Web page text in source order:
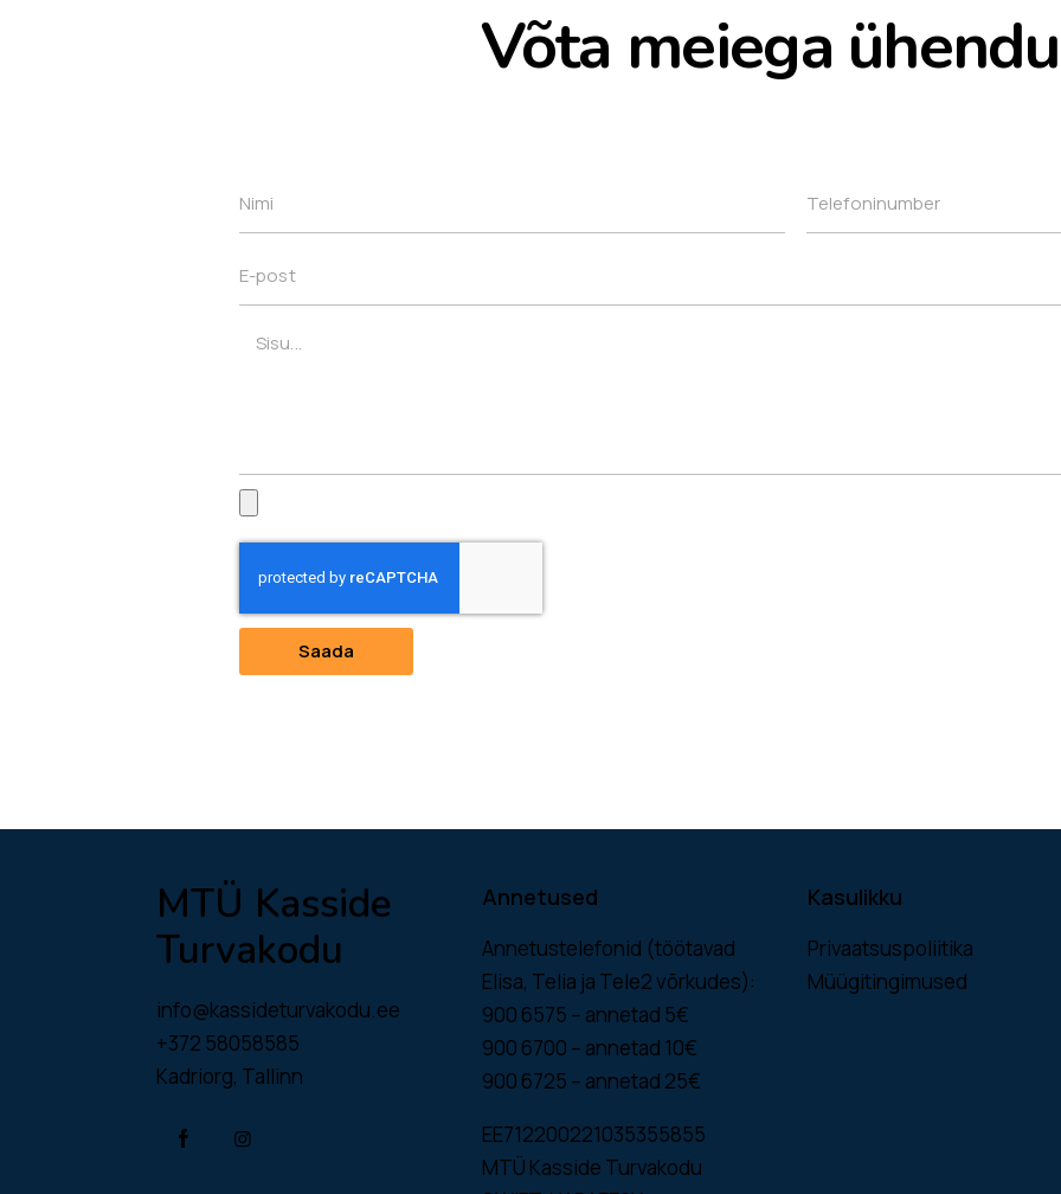
Võta meiega
Saada
MTÜ Kasside
Turvakodu
info@kassideturvakodu.ee
+372 58058585
Kadriorg, Tallinn
Annetused
Annetustelefonid (töötavad
Elisa, Telia ja Tele2 võrkudes):
900 6575 – annetad 5€
900 6700 – annetad 10€
900 6725 – annetad 25€
EE712200221035355855
MTÜ Kasside Turvakodu
Kasulikku
Privaatsuspoliitika
Müügitingimused